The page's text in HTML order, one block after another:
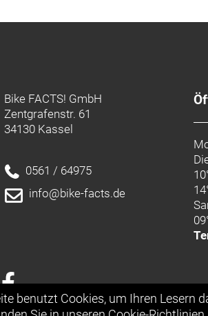
Bike FACTS! GmbH
Zentgrafenstr. 61
34130 Kassel
0561 / 64975
info@bike-facts.de
benutzt Cookies, um Ihren Lesern